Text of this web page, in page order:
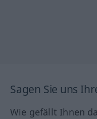
Sagen Sie uns
Wie gefällt Ihnen